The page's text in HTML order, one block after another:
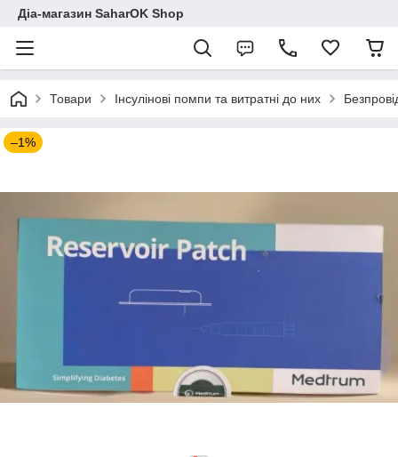
Діа-магазин SaharOK Shop
Товари Інсулінові помпи та витратні до них
–1%